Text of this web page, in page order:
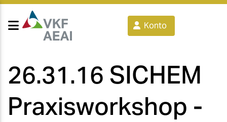
Konto
26.31.16 SICHEM
Praxisworkshop -